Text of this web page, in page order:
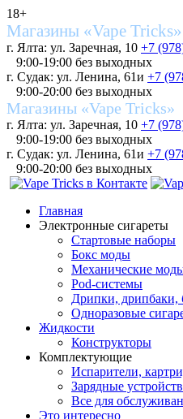
18+
Магазины «Vape Tricks»
г. Ялта: ул. Заречная, 10 +7
9:00-19:00 без выходных
г. Судак: ул. Ленина, 61и +7
9:00-20:00 без выходных
Магазины «Vape Tricks»
г. Ялта: ул. Заречная, 10 +7
9:00-19:00 без выходных
г. Судак: ул. Ленина, 61и +7
9:00-20:00 без выходных
Главная
Электронные сигареты
Стартовые наборы
Бокс моды
Механические
Pod-системы
Дрипки, дрипбаки,
Одноразовые
Жидкости
Конструкторы
Комплектующие
Испарители,
Зарядные
Все для
Это интересно